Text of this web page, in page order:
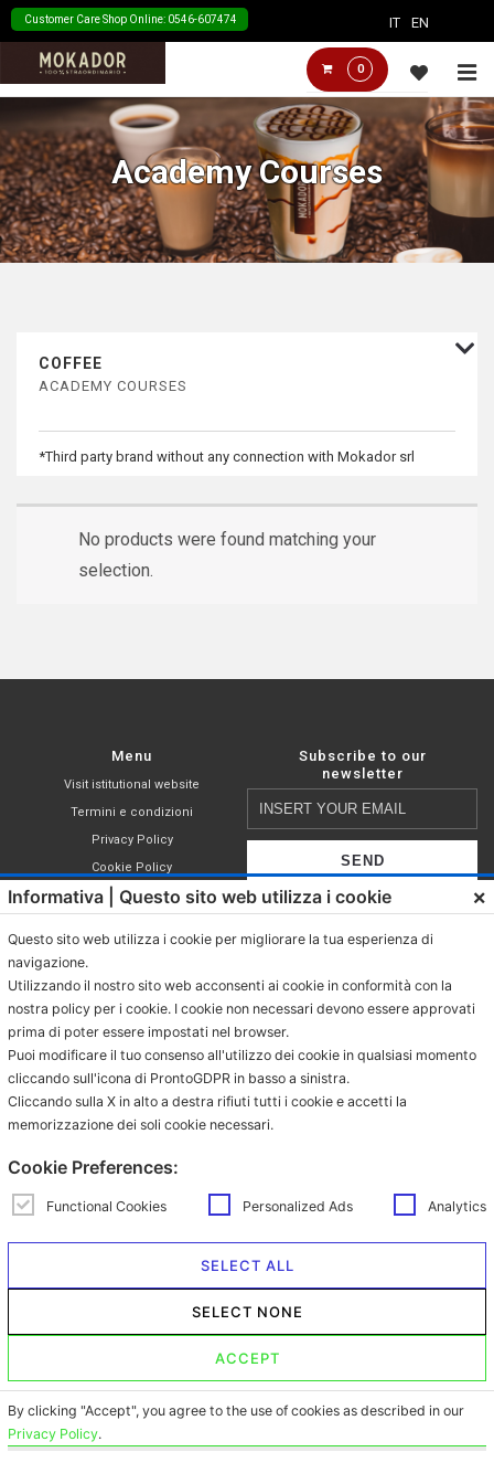
Skip
Content
Customer Care Shop Online: 0546-607474 IT EN
Main
Navigation
0
Academy Courses
No products were found matching your
selection.
COFFEE
ACADEMY COURSES
*Third party brand without any connection with Mokador srl
Menu
Visit istitutional website
Termini e condizioni
Privacy Policy
Cookie Policy
Shop
Compatible capsules
Coffee in ESE pod
Grinded coffee
Coffee in grains
Beverages in sachet
Contacts
48018 Faenza (RA)
0546-607474
Opening time: monday – friday
Subscribe to our
newsletter
your
email
I declare that I have read,
understood and accepted the terms of
© 2026Copyright © Mokador srl con Socio Unico Società soggetta a
Informativa | Questo sito web utilizza i cookie ×
Questo sito web utilizza i cookie per migliorare la tua esperienza di
navigazione.
Utilizzando il nostro sito web acconsenti ai cookie in conformità con la
nostra policy per i cookie. I cookie non necessari devono essere approvati
prima di poter essere impostati nel browser.
Puoi modificare il tuo consenso all'utilizzo dei cookie in qualsiasi momento
cliccando sull'icona di ProntoGDPR in basso a sinistra.
Cliccando sulla X in alto a destra rifiuti tutti i cookie e accetti la
memorizzazione dei soli cookie necessari.
Cookie Preferences:
Functional Cookies Personalized Ads Analytics
SELECT ALL
SELECT NONE
ACCEPT
By clicking "Accept", you agree to the use of cookies as described in our
Privacy Policy.